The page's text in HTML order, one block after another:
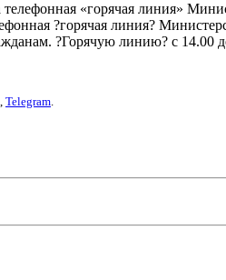
телефонная «горячая линия»
?горячая линия?
?Горячую линию? с 14.00
, Telegram.